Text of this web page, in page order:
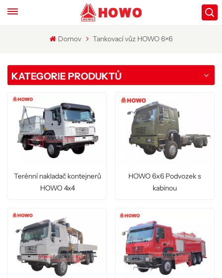
Domov Tankovací vůz HOWO 6×6
KATEGORIE PRODUKTŮ
Terénní nakladač kontejnerů
HOWO 4x4
HOWO 6x6 Podvozek s
kabinou